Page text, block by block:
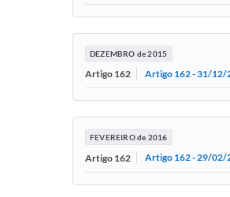
DEZEMBRO de 2015
Artigo 162 Artigo 162 - 31/12/
FEVEREIRO de 2016
Artigo 162 Artigo 162 - 29/02/